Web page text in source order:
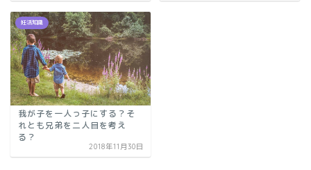
妊活知識
我が子を一人っ子にする？そ
れとも兄弟を二人目を考え
る？
2018年11月30日